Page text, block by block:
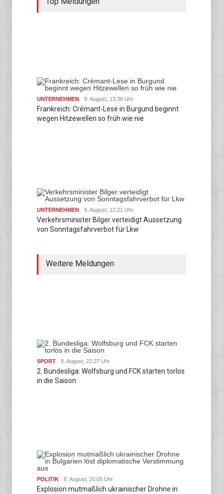
UNTERNEHMEN 8. August, 13:36 Uhr
Frankreich: Crémant-Lese in Burgund beginnt
wegen Hitzewellen so früh wie nie
UNTERNEHMEN 8. August, 12:21 Uhr
Verkehrsminister Bilger verteidigt Aussetzung
von Sonntagsfahrverbot für Lkw
Weitere Meldungen
SPORT 8. August, 22:27 Uhr
2. Bundesliga: Wolfsburg und FCK starten torlos
in die Saison
POLITIK 8. August, 20:05 Uhr
Explosion mutmaßlich ukrainischer Drohne in